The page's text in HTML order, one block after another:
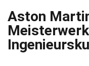
Aston